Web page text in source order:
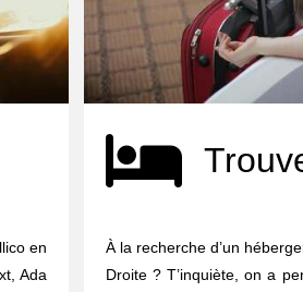
en
Ada
À la recherche d’un
Droite ? T’inquiète, on a